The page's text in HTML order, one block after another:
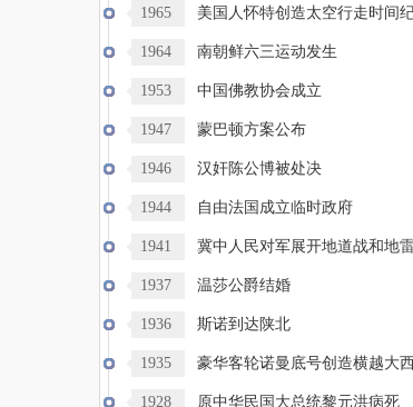
达1965 美国人怀特创造太空行走时间
录1964 南朝鲜六三运动发生
1953 中国佛教协会成立
1947 蒙巴顿方案公布
1946 汉奸陈公博被处决
1944 自由法国成立临时政府
1941 冀中人民对军展开地道战和地
战1937 温莎公爵结婚
1936 斯诺到达陕北
1935 豪华客轮诺曼底号创造横越大
洋1928 原中华民国大总统黎元洪病死